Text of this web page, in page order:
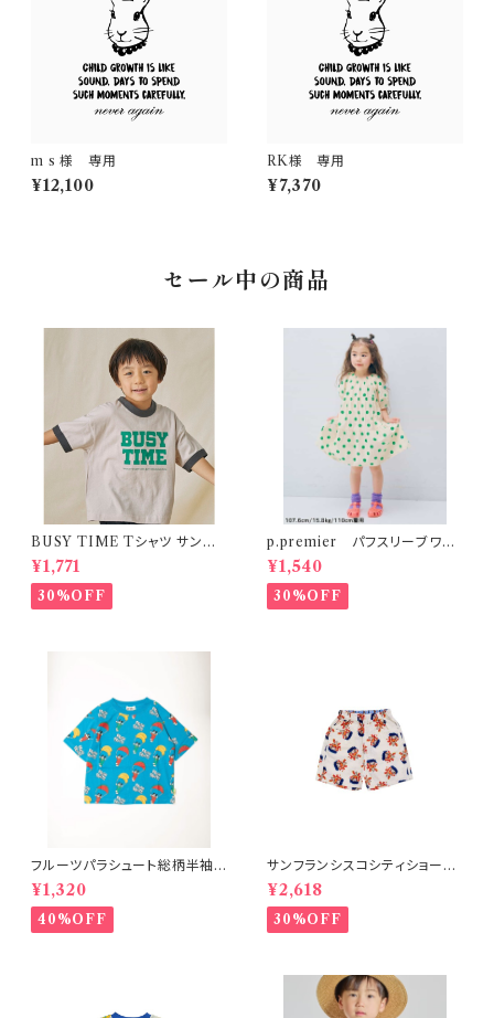
m s 様 専用
¥12,100
RK様 専用
¥7,370
セール中の商品
BUSY TIME Tシャツ サンド S
-XL
¥1,771
30%OFF
p.premier パフスリーブワン
ピース ドット柄
¥1,540
30%OFF
フルーツパラシュート総柄半袖T
シャツ ブルー
¥1,320
40%OFF
サンフランシスコシティショー
ツ オフホワイト 150-160
¥2,618
30%OFF